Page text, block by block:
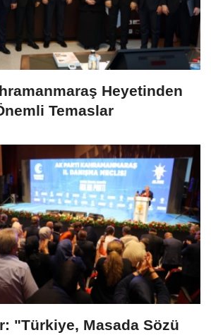
Heyetinden
Temaslar
"Türkiye, Masada Sözü